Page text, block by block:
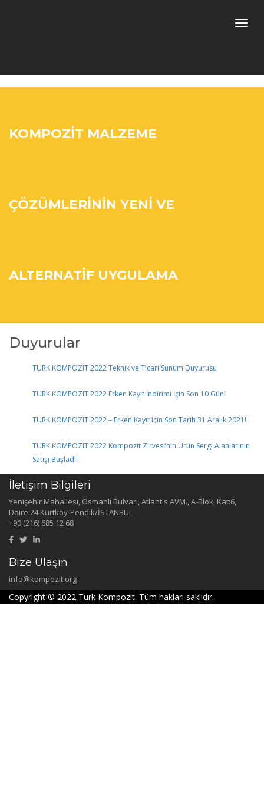
KOMPOZİT MALZEME
ÇÖZÜMLERİNİN YENİ VE
ALTERNATİF UYGULAMA
ÖRNEKLERİ – HASAN GÜNER –
SUPERLİT
Duyurular
TURK KOMPOZIT 2022 Teknik ve Ticari Sunum Duyurusu
TURK KOMPOZIT 2022 Erken Kayıt İndirimi İçin Son 10 Gün!
TURK KOMPOZIT 2022 – Erken Kayıt için Son Tarih 31 Aralık 2021!
TURK KOMPOZIT 2022 Kompozit Zirvesi’nin Ürün Sergi Alanlarının
Satışı Başladı!
İletişim Bilgileri
Yenişehir Mahallesi, Osmanlı Bulvarı, Atlantis AVM., A-Blok, Kat:6,
Daire:24 Kurtköy-Pendik/İSTANBUL
+90 (216) 685 12 68
Bize Ulaşın
info@kompozit.org
Copyright © 2022 Turk Kompozit. Tüm hakları saklıdır.